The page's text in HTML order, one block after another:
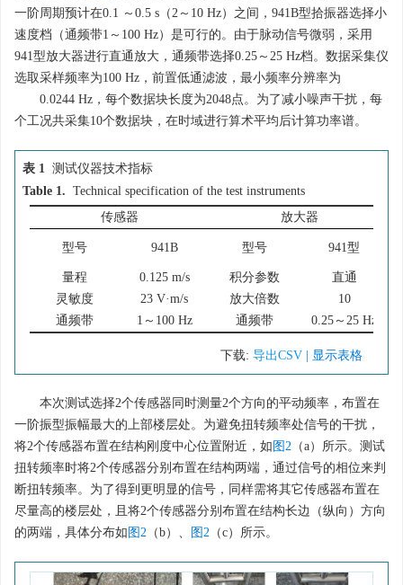
一阶周期预计在0.1 ～0.5 s（2～10 Hz）之间，941B型拾振器选择小
速度档（通频带1～100 Hz）是可行的。由于脉动信号微弱，采用
941型放大器进行直通放大，通频带选择0.25～25 Hz档。数据采集仪
选取采样频率为100 Hz，前置低通滤波，最小频率分辨率为
0.0244 Hz，每个数据块长度为2048点。为了减小噪声干扰，每
个工况共采集10个数据块，在时域进行算术平均后计算功率谱。
表 1 测试仪器技术指标
Table 1. Technical specification of the test instruments
传感器
放大器
型号 941B 型号 941型
量程 0.125 m/s 积分参数
直通
灵敏度
23 V·m/s 放大倍数
10
通频带
1～100 Hz 通频带 0.25～25 Hz
下载: 导出CSV | 显示表格
本次测试选择2个传感器同时测量2个方向的平动频率，布置在
一阶振型振幅最大的上部楼层处。为避免扭转频率处信号的干扰，
将2个传感器布置在结构刚度中心位置附近，如 图2 （a）所示。测试
扭转频率时将2个传感器分别布置在结构两端，通过信号的相位来判
断扭转频率。为了得到更明显的信号，同样需将其它传感器布置在
尽量高的楼层处，且将2个传感器分别布置在结构长边（纵向）方向
的两端，具体分布如 图2 （b）、 图2 （c）所示。